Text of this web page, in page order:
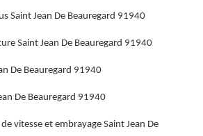
Saint Jean De Beauregard 91940
Saint Jean De Beauregard 91940
De Beauregard 91940
De Beauregard 91940
vitesse et embrayage Saint Jean De